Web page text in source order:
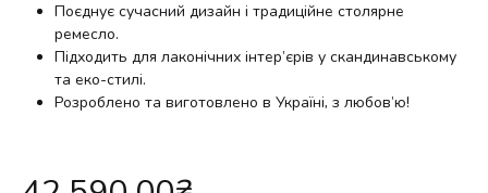
Поєднує сучасний дизайн і традиційне столярне
ремесло.
Підходить для лаконічних інтер’єрів у скандинавському
та еко-стилі.
Розроблено та виготовлено в Україні, з любов’ю!